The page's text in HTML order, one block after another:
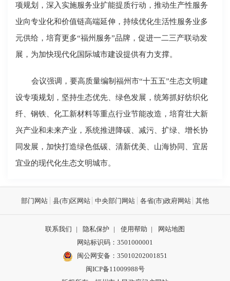
项规划，深入实施服务业扩能提质行动，推动生产性服务
业向专业化和价值链高端延伸，持续优化生活性服务业多
元供给，培育更多“福州服务”品牌，促进一二三产联动发
展，为加快现代化国际城市建设提供有力支撑。
会议强调，要高质量编制福州市“十五五”生态文明建
设专项规划，坚持生态优先、绿色发展，统筹抓好纺织化
纤、钢铁、化工新材料等重点行业节能改造，培育壮大新
兴产业和未来产业，系统推进降碳、减污、扩绿、增长协
同发展，加快打造绿色低碳、清新优美、山海协同、宜居
宜业的现代化生态文明城市。
部门网站 县(市)区网站 中央部门网站 各省(市)政府网站 其他
联系我们 | 隐私保护 | 使用帮助 |
网站地图
网站标识码：3501000001
闽公网安备： 35010202001851
闽ICP备11009988号